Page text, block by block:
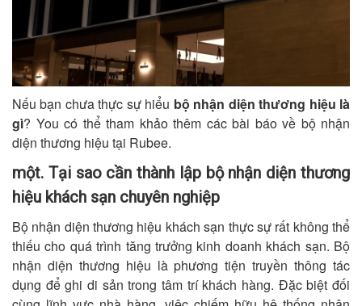
Nếu bạn chưa thực sự hiểu bộ nhận diện thương hiệu là
gì? You có thể tham khảo thêm các bài báo về bộ nhận
diện thương hiệu tại Rubee.
một. Tại sao cần thành lập bộ nhận diện thương
hiệu khách sạn chuyên nghiệp
Bộ nhận diện thương hiệu khách sạn thực sự rất không thể
thiếu cho quá trình tăng trưởng kinh doanh khách sạn. Bộ
nhận diện thương hiệu là phương tiện truyền thông tác
dụng để ghi di sản trong tâm trí khách hàng. Đặc biệt đối